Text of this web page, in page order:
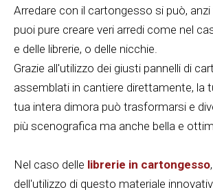
Arredare con il cartongesso si può, anzi
puoi pure creare veri arredi come nel
e delle librerie, o delle nicchie.
Grazie all'utilizzo dei giusti pannelli di
assemblati in cantiere direttamente, la
tua intera dimora può trasformarsi e
più scenografica ma anche bella e
Nel caso delle librerie in cartongesso
dell'utilizzo di questo materiale